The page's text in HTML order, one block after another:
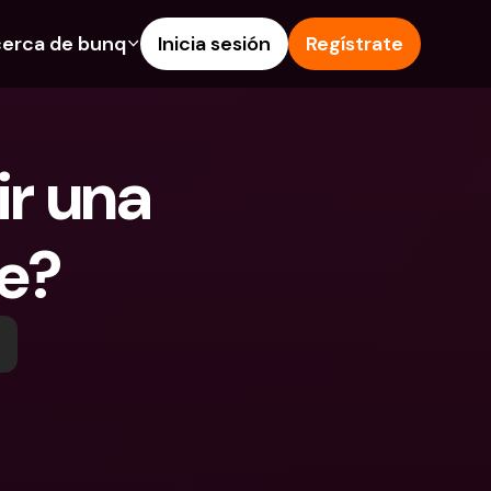
de crédito
IBAN extranjeros
y depósitos en
de bunq
Blog
Informa de un problema
Inicia sesión Regístrate
una